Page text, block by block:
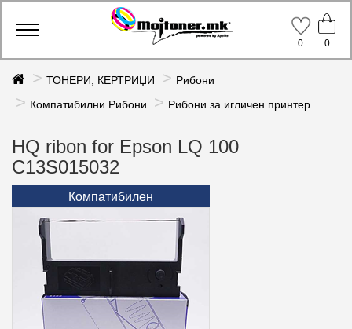
Toggle
0
0
ТОНЕРИ, КЕРТРИЏИ
Рибони
Компатибилни Рибони
Рибони за игличен принтер
HQ ribon for Epson LQ 100
C13S015032
Компатибилен